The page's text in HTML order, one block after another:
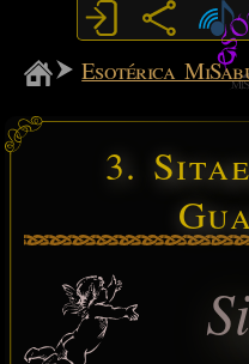
MiSabueso
Esotérica
3.